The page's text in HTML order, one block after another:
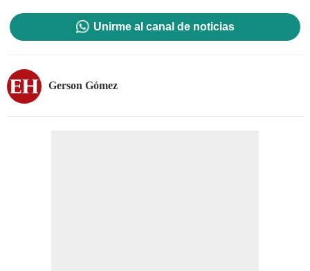
Unirme al canal de noticias
Gerson Gómez